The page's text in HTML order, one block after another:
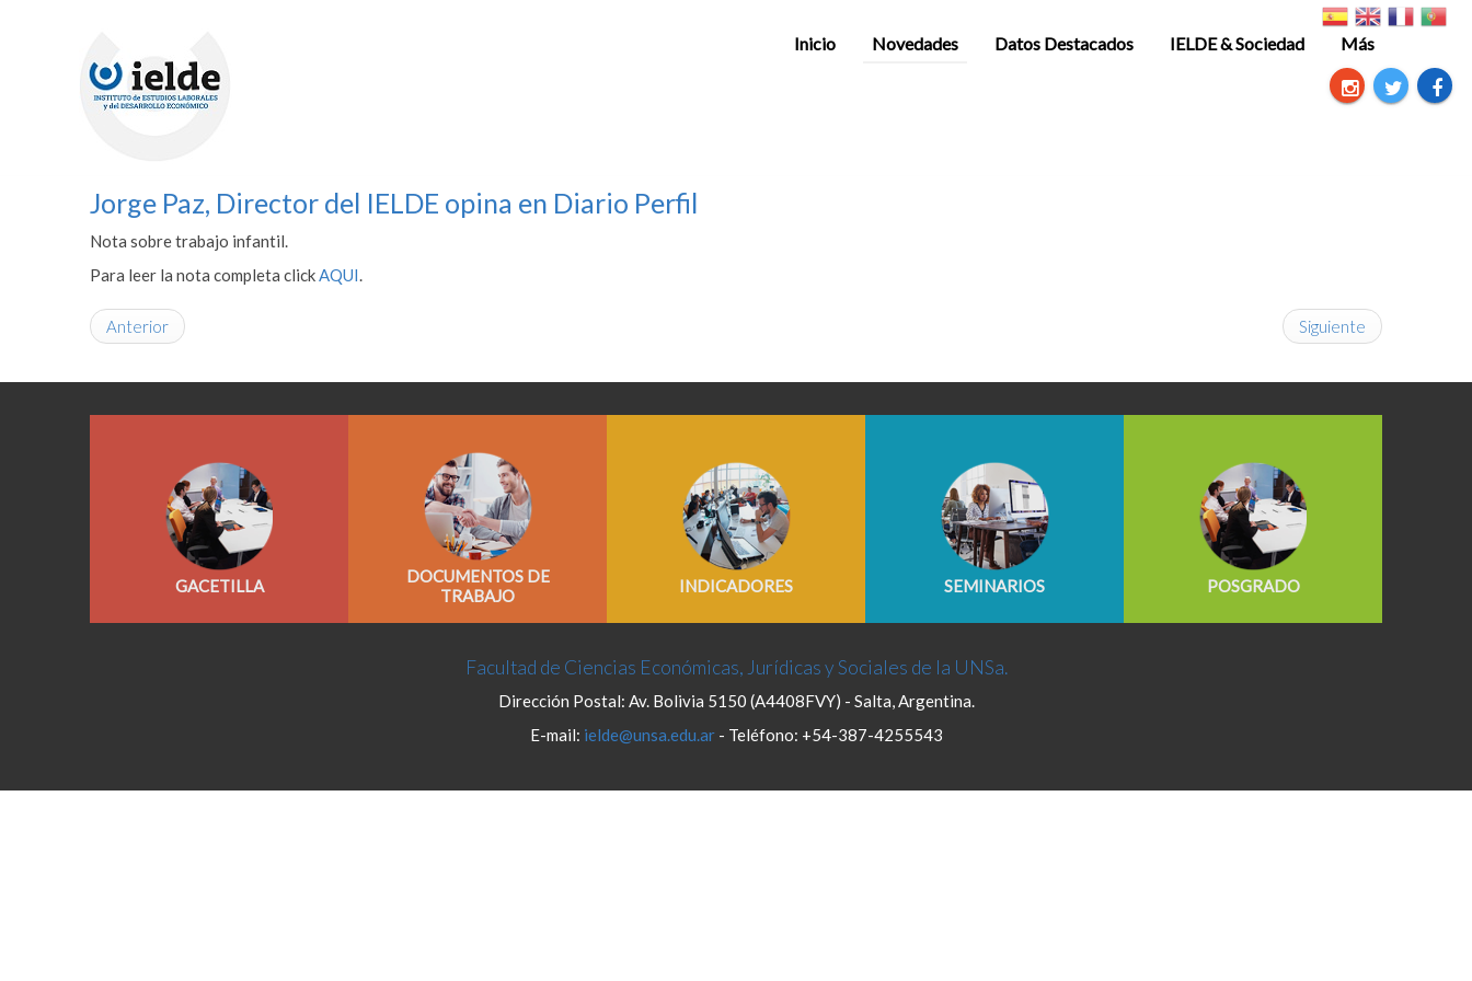
Inicio Novedades Datos Destacados IELDE & Sociedad Más
Jorge Paz, Director del IELDE opina en Diario Perfil
Nota sobre trabajo infantil.
Para leer la nota completa clickAQUI.
Anterior Siguiente
GACETILLA
DOCUMENTOS DE
TRABAJO
INDICADORES SEMINARIOS POSGRADO
Facultad de Ciencias Económicas, Jurídicas y Sociales de la UNSa.
Dirección Postal: Av. Bolivia 5150 (A4408FVY) - Salta, Argentina.
E-mail: ielde@unsa.edu.ar- Teléfono: +54-387-4255543